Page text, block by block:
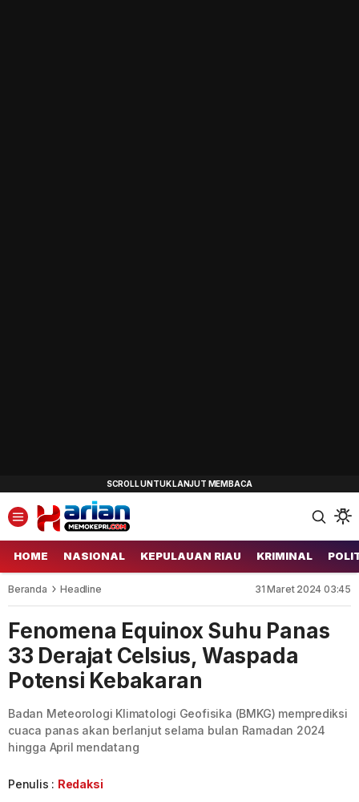
HOME NASIONAL KEPULAUAN RIAU KRIMINAL
Beranda Headline 31 Maret 2024 03:45
Fenomena Equinox Suhu Panas
33 Derajat Celsius, Waspada
Potensi Kebakaran
Badan Meteorologi Klimatologi Geofisika (BMKG) memprediksi
cuaca panas akan berlanjut selama bulan Ramadan 2024
hingga April mendatang
Penulis : Redaksi